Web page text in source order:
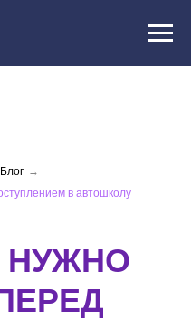
Блог →
в автошколу
НУЖНО